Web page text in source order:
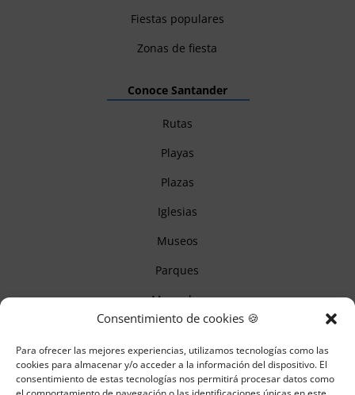
Consentimiento de cookies 🍪
Para ofrecer las mejores experiencias, utilizamos tecnologías como las
cookies para almacenar y/o acceder a la información del dispositivo. El
consentimiento de estas tecnologías nos permitirá procesar datos como
Fiestas populares
Zonas de fiesta
Conoce Santander
Rutas
Playas
Plazas
Iglesias
Museos
Parques
Mercados
Monumentos